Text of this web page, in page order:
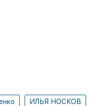
ИЛЬЯ НОСКОВ